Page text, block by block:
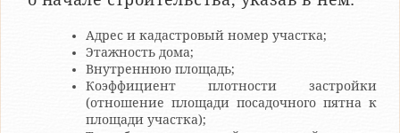
Адрес и кадастровый номер участка;
Этажность дома;
Внутреннюю площадь;
Коэффициент плотности застройки
(отношение площади посадочного пятна к
площади участка);